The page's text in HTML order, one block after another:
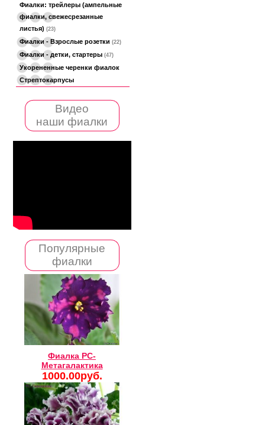
Фиалки: трейлеры (ампельные
фиалки, свежесрезанные
листья) (23)
Фиалки - Взрослые розетки (22)
Фиалки - детки, стартеры (47)
Укорененные черенки фиалок
Стрептокарпусы
Видео
наши фиалки
Популярные
фиалки
Фиалка РС-
Метагалактика
1000.00руб.